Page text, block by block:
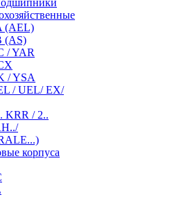
(AEL)
(AS)
/ YAR
/ YSA
/ UEL/ EX/
KRR / 2..
корпуса